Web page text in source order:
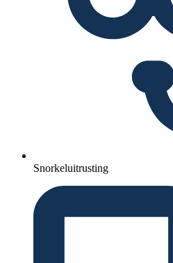
Snorkeluitrusting